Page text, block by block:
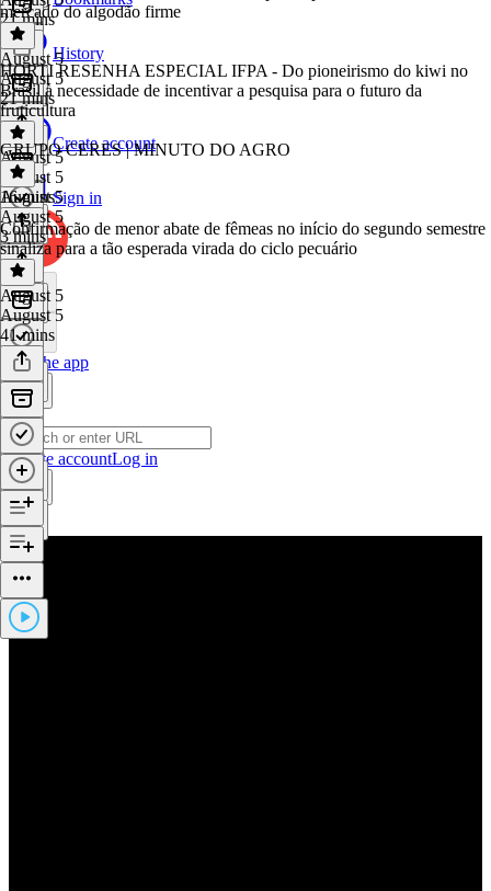
History
Create account
Sign in
Get the app
Create accountLog in
21 mins
mercado do algodão firme
August 5
August 5
21 mins
HORTI RESENHA ESPECIAL IFPA - Do pioneirismo do kiwi no
Brasil à necessidade de incentivar a pesquisa para o futuro da
fruticultura
August 5
August 5
16 mins
GRUPO CERES | MINUTO DO AGRO
August 5
August 5
3 mins
Confirmação de menor abate de fêmeas no início do segundo semestre
sinaliza para a tão esperada virada do ciclo pecuário
August 5
August 5
41 mins